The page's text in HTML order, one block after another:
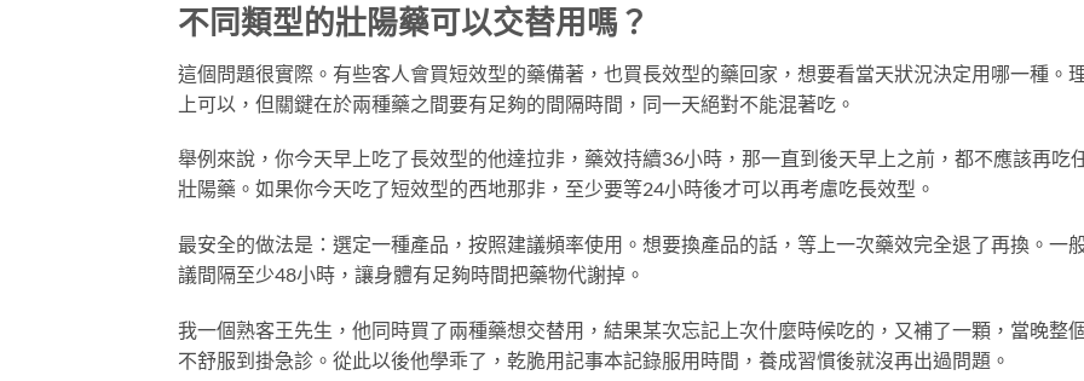
不同類型的壯陽藥可以交替用嗎？
這個問題很實際。有些客人會買短效型的藥備著，也買長效型的藥回家，想要看當天狀況決定用哪一種。
上可以，但關鍵在於兩種藥之間要有足夠的間隔時間，同一天絕對不能混著吃。
舉例來說，你今天早上吃了長效型的他達拉非，藥效持續36小時，那一直到後天早上之前，都不應該再吃
壯陽藥。如果你今天吃了短效型的西地那非，至少要等24小時後才可以再考慮吃長效型。
最安全的做法是：選定一種產品，按照建議頻率使用。想要換產品的話，等上一次藥效完全退了再換。一
議間隔至少48小時，讓身體有足夠時間把藥物代謝掉。
我一個熟客王先生，他同時買了兩種藥想交替用，結果某次忘記上次什麼時候吃的，又補了一顆，當晚整
不舒服到掛急診。從此以後他學乖了，乾脆用記事本記錄服用時間，養成習慣後就沒再出過問題。